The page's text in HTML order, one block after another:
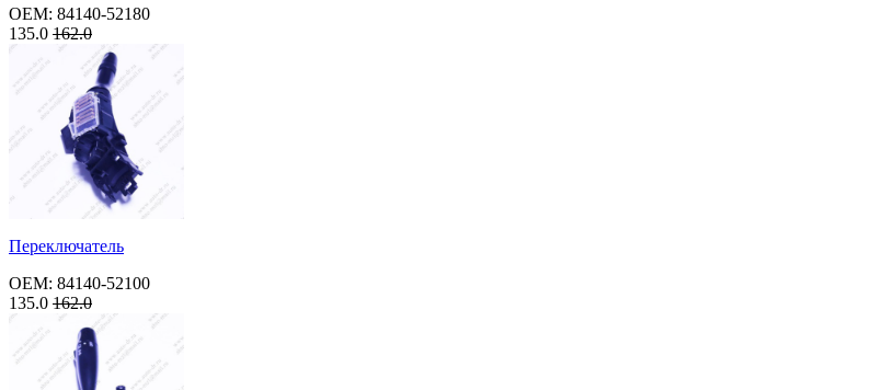
OEM: 84140-52180
135.0 162.0
Переключатель
OEM: 84140-52100
135.0 162.0